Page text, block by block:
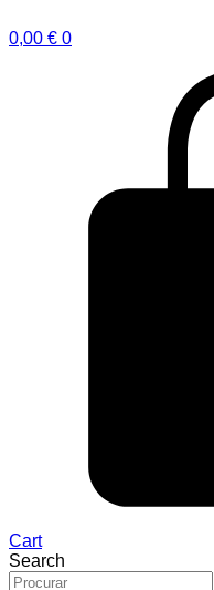
0,00 € 0
Cart
Search